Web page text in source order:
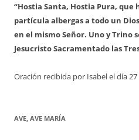
“Hostia Santa, Hostia Pura, que
partícula albergas a todo un
en el mismo Señor. Uno y Trino
Jesucristo Sacramentado las
Oración recibida por Isabel el día
AVE, AVE MARÍA